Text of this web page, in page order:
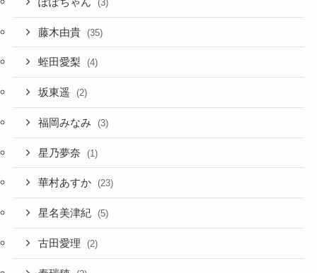
(3)
藤木由貴 (35)
蛭田愛梨 (4)
坂東遥 (2)
福岡みなみ (3)
星乃夢奈 (1)
華村あすか (23)
星名美津紀 (5)
古田愛理 (2)